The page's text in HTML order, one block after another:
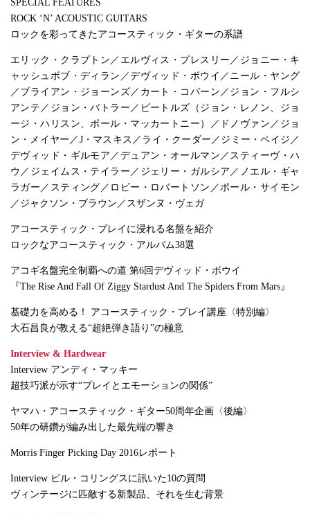
SPECIAL FEATURES
ROCK ‘N’ ACOUSTIC GUITARS
ロックを彩ってきたアコースティック・ギターの系譜
エリック・クラプトン／エルヴィス・プレスリー／ジョニー・キ
ャッシュボブ・ディラン／デヴィッド・ボウイ／ニール・ヤング
／ブライアン・ジョーンズ／カート・コバーン／ジョン・フルシ
アンテ／ジョン・バトラー／ビートルズ（ジョン・レノン、ジョ
ージ・ハリスン、ポール・マッカートニー）／ドノヴァン／ジョ
ン・メイヤー／J・マスキス／ライ・クーダー／ジミー・ペイジ／
デヴィッド・ギルモア／デュアン・オールマン／スティーヴ・ハ
ウ／ジェイムス・テイラー／ジェリー・ガルシア／ノエル・ギャ
ラガー／スティング／ロビー・ロバートソン／ポール・サイモン
／ジャクソン・ブラウン／スザンヌ・ヴェガ
アコースティック・プレイに浸れる名盤を紹介
ロックなアコースティック・アルバム38選
アコギ名盤完全制覇への道 第6回デヴィッド・ボウイ
『The Rise And Fall Of Ziggy Stardust And The Spiders From Mars』
基礎力を高める！ アコースティック・プレイ講座〈特別編〉
大石昌良が教える“超絶弾き語り”の極意
Interview & Hardwear
Interview アンディ・マッキー
超技巧派が示す“プレイとエモーションの関係”
ヤマハ・アコースティック・ギター50周年企画〈後編〉
50年の研鑽が編み出した最先端の響き
Morris Finger Picking Day 2016レポート
Interview ビル・コリングスに訊いた10の質問
ヴィンテージに匹敵する新製品、それを生む背景